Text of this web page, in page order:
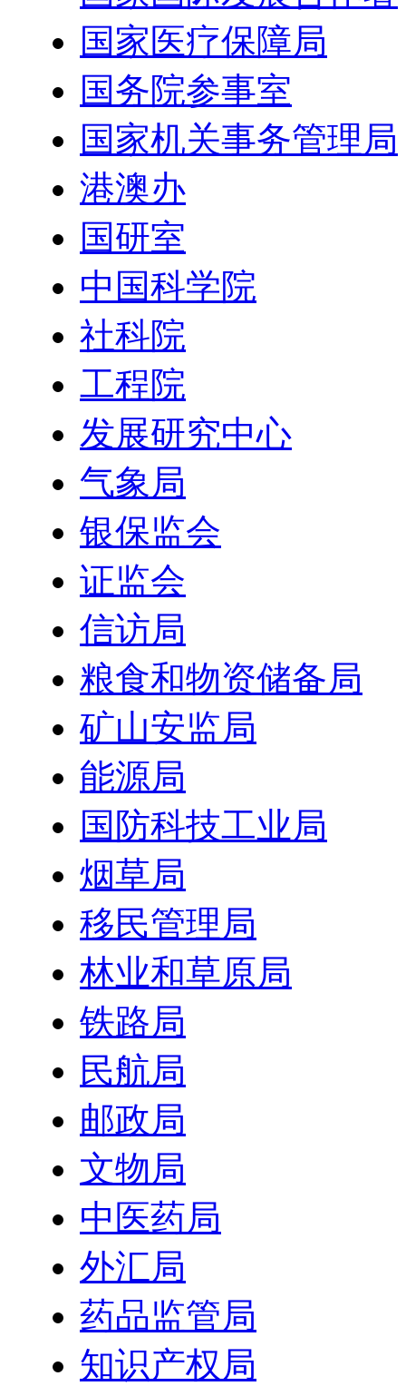
国家医疗保障局
国务院参事室
国家机关事务管理局
港澳办
国研室
中国科学院
社科院
工程院
发展研究中心
气象局
银保监会
证监会
信访局
粮食和物资储备局
矿山安监局
能源局
国防科技工业局
烟草局
移民管理局
林业和草原局
铁路局
民航局
邮政局
文物局
中医药局
外汇局
药品监管局
知识产权局